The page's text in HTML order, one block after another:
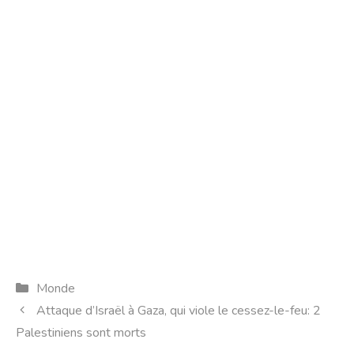
Catégories
Monde
Attaque d’Israël à Gaza, qui viole le cessez-le-feu: 2
Palestiniens sont morts